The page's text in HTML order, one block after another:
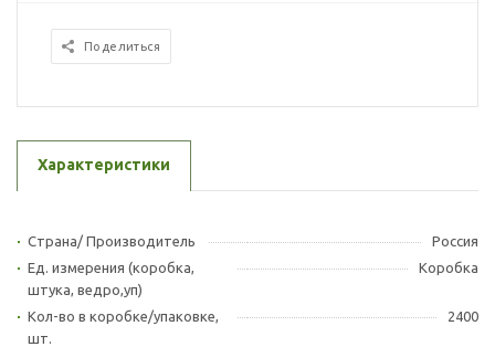
Поделиться
Характеристики
Страна/ Производитель
Россия
Ед. измерения (коробка,
штука, ведро,уп)
Коробка
Кол-во в коробке/упаковке,
шт.
2400